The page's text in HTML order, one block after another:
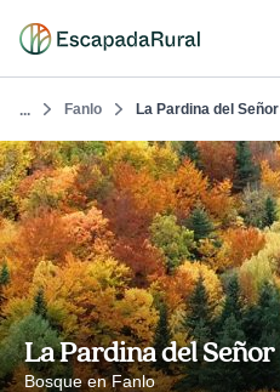
... Fanlo La Pardina del Señor
La Pardina del Señor
Bosque en Fanlo